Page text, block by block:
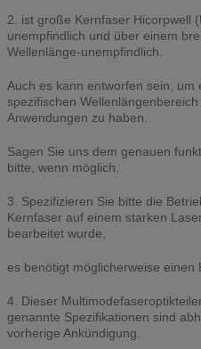
2. ist große Kernfaser Hicorpwell
unempfindlich und über einem
Wellenlänge-unempfindlich.
Auch es kann entworfen sein, um
spezifischen
Anwendungen zu haben.
Sagen Sie uns dem genauen
bitte, wenn möglich.
3. Spezifizieren Sie bitte die
Kernfaser auf einem starken
bearbeitet wurde,
es benötigt möglicherweise einen
4. Dieser
genannte Spezifikationen sind
vorherige Ankündigung.